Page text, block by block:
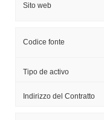
Sito web
Codice fonte
Tipo de activo
Indirizzo del Contratto